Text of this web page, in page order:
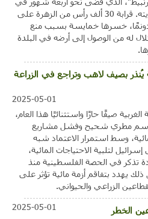
زراعته ورعايته. قرابة 30 ألف رأس من الزهرة على
15 دونمًا، خسرها خمايسة بسبب منع
له من الوصول إلى أرضه في البلدة
بصيف لاهب وتراجع في الزراعة
2025-05-01
الغربية صيفًا حارًا واستثنائيًا هذا العام،
مطري شحيح وفشل مشاريع
وسط استمرار الاعتماد شبه
لتلبية الاحتياجات المائية،
تذكر في الحصة الفلسطينية منذ
يهدد بتفاقم أزمة مائية تؤثر على
الزراعي والحيواني.
الخطر
2025-05-01